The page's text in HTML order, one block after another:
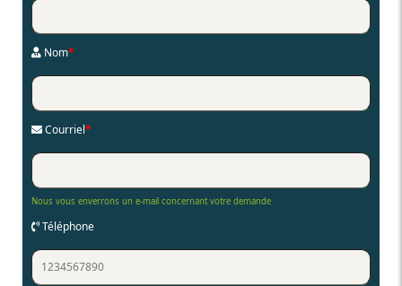
Nom*
Courriel*
Nous vous enverrons un e-mail concernant votre demande
Téléphone